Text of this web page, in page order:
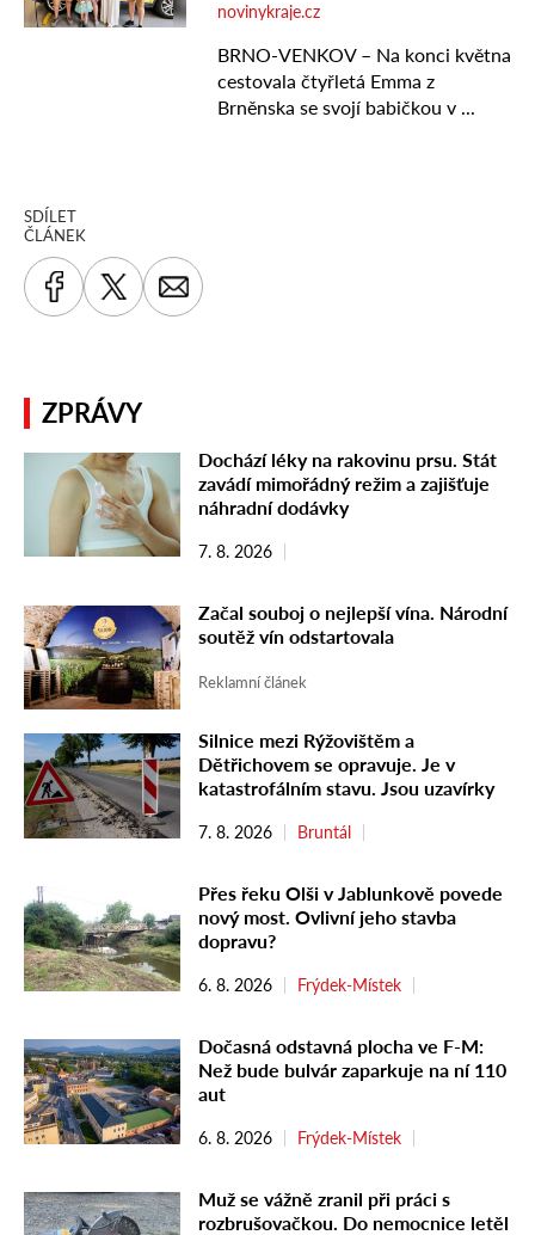
SDÍLET
ČLÁNEK
ZPRÁVY
Dochází léky na rakovinu prsu. Stát
zavádí mimořádný režim a zajišťuje
náhradní dodávky
7. 8. 2026
Začal souboj o nejlepší vína. Národní
soutěž vín odstartovala
Reklamní článek
Silnice mezi Rýžovištěm a
Dětřichovem se opravuje. Je v
katastrofálním stavu. Jsou uzavírky
7. 8. 2026 Bruntál
Přes řeku Olši v Jablunkově povede
nový most. Ovlivní jeho stavba
dopravu?
6. 8. 2026 Frýdek-Místek
Dočasná odstavná plocha ve F-M:
Než bude bulvár zaparkuje na ní 110
aut
6. 8. 2026 Frýdek-Místek
Muž se vážně zranil při práci s
rozbrušovačkou. Do nemocnice letěl